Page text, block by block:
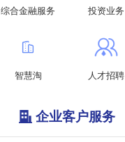
综合金融服务 投资业务
智慧淘 人才招聘
企业客户服务